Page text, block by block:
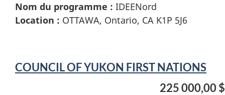
Nom du programme : IDEENord
Location : OTTAWA, Ontario, CA K1P 5J6
COUNCIL OF YUKON FIRST NATIONS
225 000,00 $